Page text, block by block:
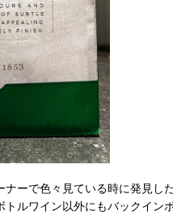
ーで色々見ている時に発見した
ルワイン以外にもバックイン